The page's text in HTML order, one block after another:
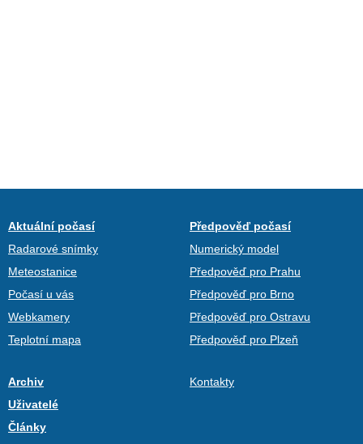
Aktuální počasí
Radarové snímky
Meteostanice
Počasí u vás
Webkamery
Teplotní mapa
Předpověď počasí
Numerický model
Předpověď pro Prahu
Předpověď pro Brno
Předpověď pro Ostravu
Předpověď pro Plzeň
Archiv
Uživatelé
Články
Kontakty